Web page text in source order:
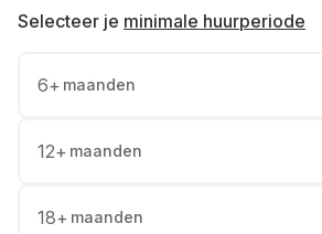
Selecteer je minimale huurperiode
6+ maanden
12+ maanden
18+ maanden